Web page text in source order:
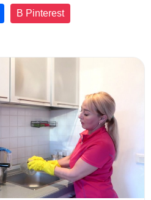
В Pinterest